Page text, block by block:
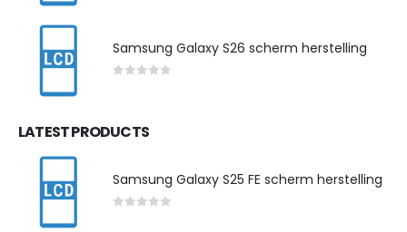
Samsung Galaxy S26 scherm herstelling
LATEST PRODUCTS
Samsung Galaxy S25 FE scherm herstelling